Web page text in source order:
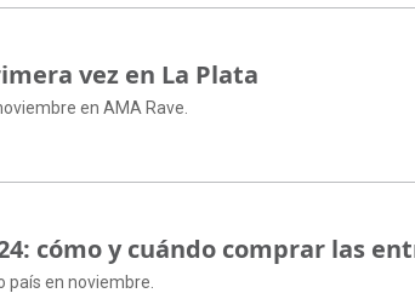
vez en La Plata
en AMA Rave.
cómo y cuándo comprar las
país en noviembre.